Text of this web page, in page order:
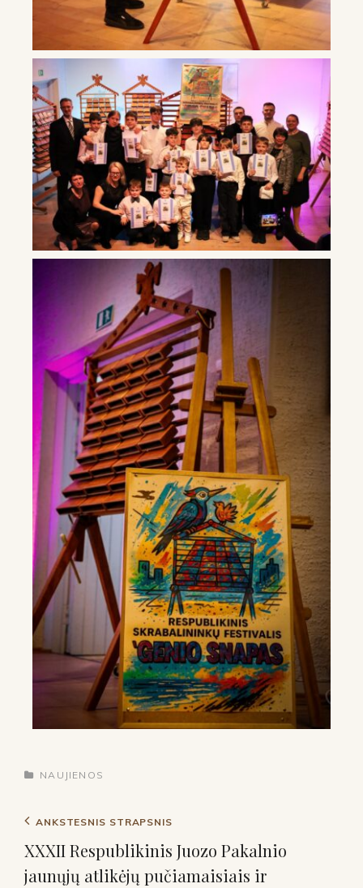
NAUJIENOS
ANKSTESNIS STRAPSNIS
XXXII Respublikinis Juozo Pakalnio
jaunųjų atlikėjų pučiamaisiais ir